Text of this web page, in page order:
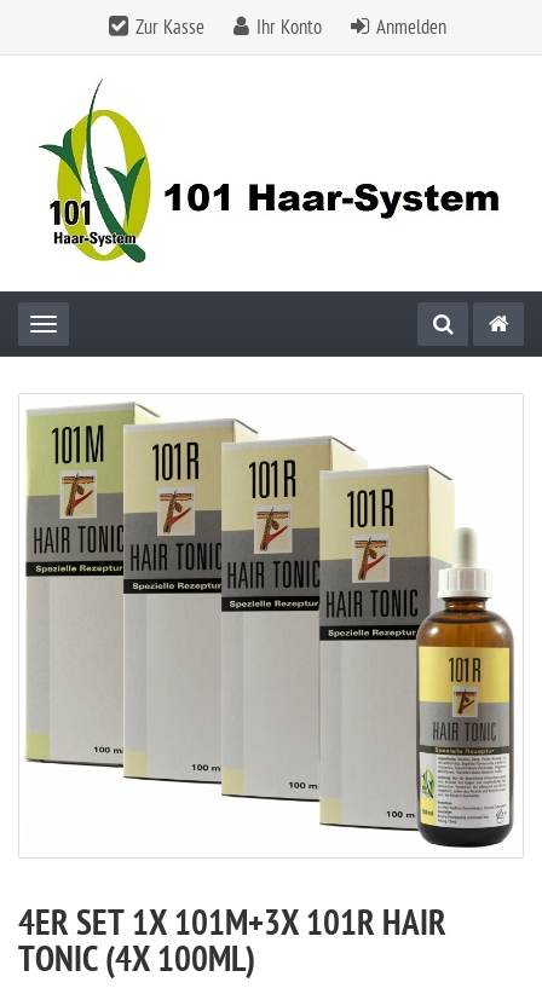
Zur Kasse Ihr Konto Anmelden
Toggle navigation
4ER SET 1X 101M+3X 101R HAIR
TONIC (4X 100ML)